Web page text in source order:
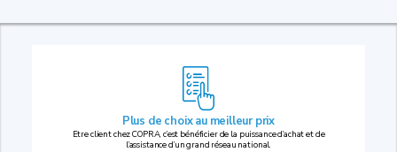
Plus de choix au meilleur prix
Etre client chez COPRA, c’est bénéficier de la puissance d’achat et de
l’assistance d’un grand réseau national.